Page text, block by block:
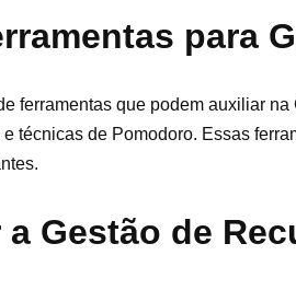
para
ferramentas que podem auxiliar
técnicas de Pomodoro. Essas
a Gestão de